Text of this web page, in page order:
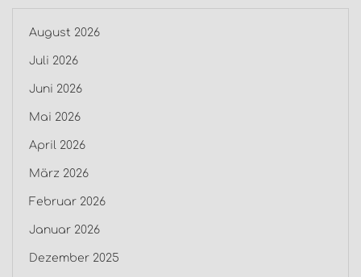
August 2026
Juli 2026
Juni 2026
Mai 2026
April 2026
März 2026
Februar 2026
Januar 2026
Dezember 2025